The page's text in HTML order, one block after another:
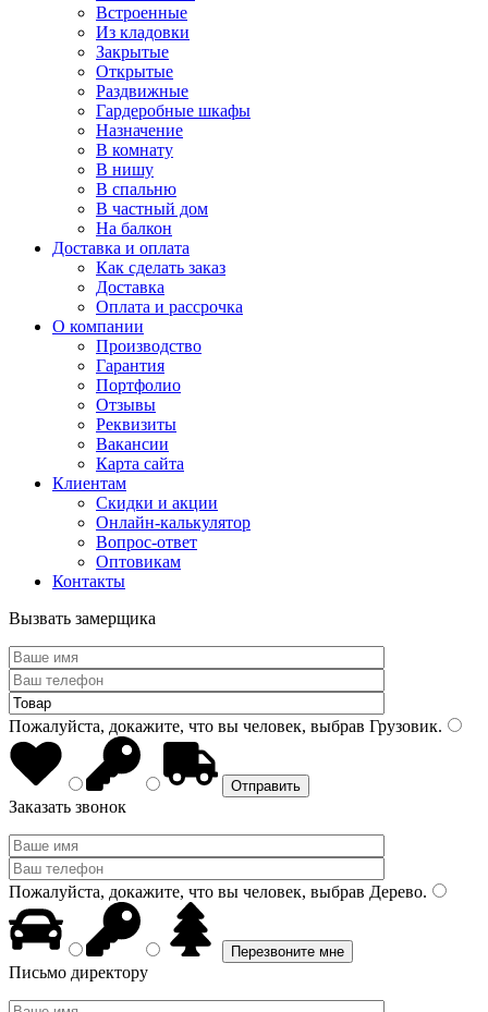
Встроенные
Из кладовки
Закрытые
Открытые
Раздвижные
Гардеробные шкафы
Назначение
В комнату
В нишу
В спальню
В частный дом
На балкон
Доставка и оплата
Как сделать заказ
Доставка
Оплата и рассрочка
О компании
Производство
Гарантия
Портфолио
Отзывы
Реквизиты
Вакансии
Карта сайта
Клиентам
Скидки и акции
Онлайн-калькулятор
Вопрос-ответ
Оптовикам
Контакты
Вызвать замерщика
Пожалуйста, докажите, что вы человек, выбрав Грузовик.
Заказать звонок
Пожалуйста, докажите, что вы человек, выбрав Дерево.
Письмо директору